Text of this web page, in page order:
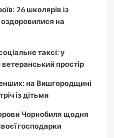
26 школярів із
на
таксі: у
простір
на Вишгородщині
із дітьми
Чорнобиля щодня
господарки